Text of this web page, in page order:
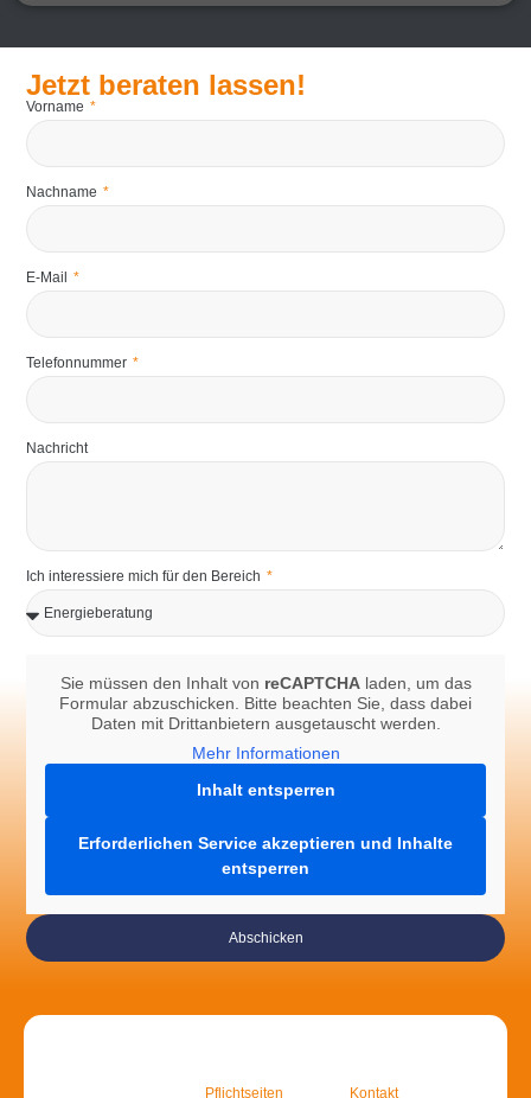
Jetzt beraten lassen!
Vorname
Nachname
E-Mail
Telefonnummer
Nachricht
Ich interessiere mich für den Bereich
Sie müssen den Inhalt von reCAPTCHAladen, um das
Formular abzuschicken. Bitte beachten Sie, dass dabei
Daten mit Drittanbietern ausgetauscht werden.
Mehr Informationen
Inhalt entsperren
Erforderlichen Service akzeptieren und Inhalte
entsperren
Abschicken
Pflichtseiten Kontakt